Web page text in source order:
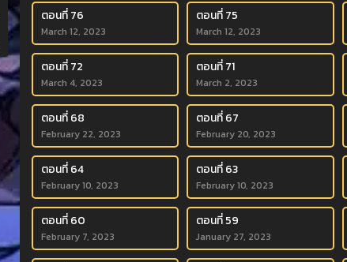
ตอนที่ 76
March 12, 2023
ตอนที่ 75
March 12, 2023
ตอนที่ 72
March 4, 2023
ตอนที่ 71
March 2, 2023
ตอนที่ 68
February 22, 2023
ตอนที่ 67
February 20, 2023
ตอนที่ 64
February 10, 2023
ตอนที่ 63
February 10, 2023
ตอนที่ 60
February 7, 2023
ตอนที่ 59
January 27, 2023